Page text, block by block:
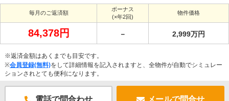
毎月のご返済額
ボーナス
(×年2回)
物件価格
84,378円 － 2,999万円
※返済金額はあくまでも目安です。
※会員登録(無料)をして詳細情報を記入されますと、全物件が自動でシミュレー
ションされとても便利になります。
電話で問合わせ メールで問合せ